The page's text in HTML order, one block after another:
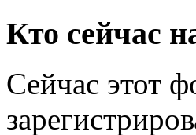
Кто сейчас
Сейчас этот